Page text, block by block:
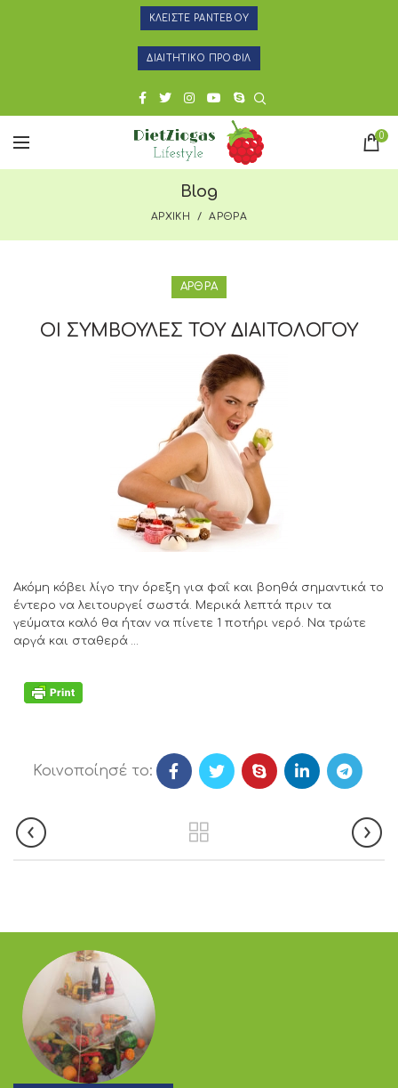
ΚΛΕΙΣΤΕ ΡΑΝΤΕΒΟΥ
ΔΙΑΙΤΗΤΙΚΟ ΠΡΟΦΙΛ
0
Blog
ΑΡΧΙΚΗ ΑΡΘΡΑ
ΑΡΘΡΑ
ΟΙ ΣΥΜΒΟΥΛΕΣ ΤΟΥ ΔΙΑΙΤΟΛΟΓΟΥ
Ακόμη κόβει λίγο την όρεξη για φαΐ και βοηθά σημαντικά το
έντερο να λειτουργεί σωστά. Μερικά λεπτά πριν τα
γεύματα καλό θα ήταν να πίνετε 1 ποτήρι νερό. Να τρώτε
αργά και σταθερά …
Κοινοποίησέ το: